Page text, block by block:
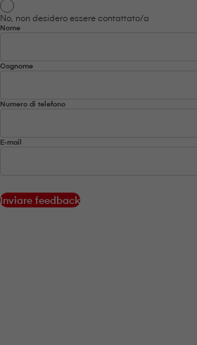
No, non desidero essere contattato/a
Nome
Cognome
Numero di telefono
E-mail
Inviare feedback